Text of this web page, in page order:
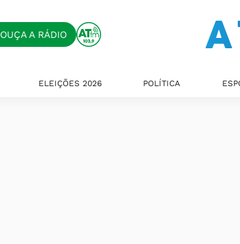
OUÇA A RÁDIO
ELEIÇÕES 2026 POLÍTICA